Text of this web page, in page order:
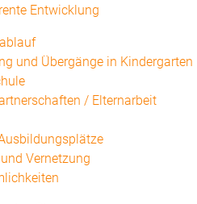
Entwicklung
und Übergänge in Kindergarten
/ Elternarbeit
Vernetzung